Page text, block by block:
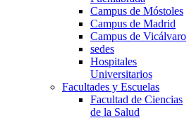
Campus de Móstoles
Campus de Madrid
Campus de Vicálvaro
sedes
Hospitales
Universitarios
Facultades y Escuelas
Facultad de Ciencias
de la Salud